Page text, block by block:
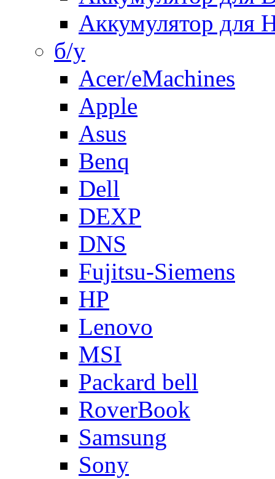
Аккумулятор для
б/у
Acer/eMachines
Apple
Asus
Benq
Dell
DEXP
DNS
Fujitsu-Siemens
HP
Lenovo
MSI
Packard bell
RoverBook
Samsung
Sony